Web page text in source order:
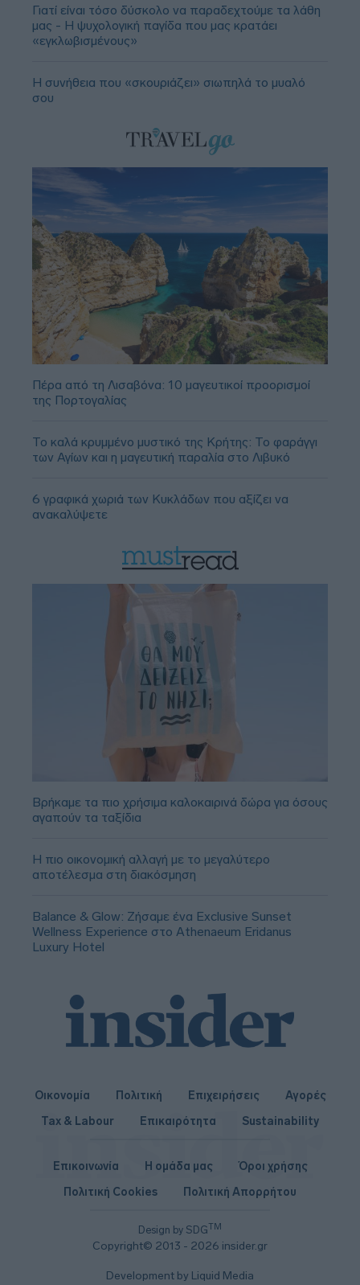
Γιατί είναι τόσο δύσκολο να παραδεχτούμε τα λάθη
μας - Η ψυχολογική παγίδα που μας κρατάει
«εγκλωβισμένους»
Η συνήθεια που «σκουριάζει» σιωπηλά το μυαλό
σου
Πέρα από τη Λισαβόνα: 10 μαγευτικοί προορισμοί
της Πορτογαλίας
Το καλά κρυμμένο μυστικό της Κρήτης: Το φαράγγι
των Αγίων και η μαγευτική παραλία στο Λιβυκό
6 γραφικά χωριά των Κυκλάδων που αξίζει να
ανακαλύψετε
Βρήκαμε τα πιο χρήσιμα καλοκαιρινά δώρα για όσους
αγαπούν τα ταξίδια
Η πιο οικονομική αλλαγή με το μεγαλύτερο
αποτέλεσμα στη διακόσμηση
Balance & Glow: Ζήσαμε ένα Exclusive Sunset
Wellness Experience στο Athenaeum Eridanus
Luxury Hotel
Οικονομία Πολιτική Επιχειρήσεις
Αγορές
Tax & Labour
Επικαιρότητα Sustainability
Design by SDGTM
Copyright© 2013 - 2026 insider.gr
Επικοινωνία Η ομάδα μας
Όροι χρήσης
Πολιτική Cookies
Πολιτική Απορρήτου
Development by Liquid Media